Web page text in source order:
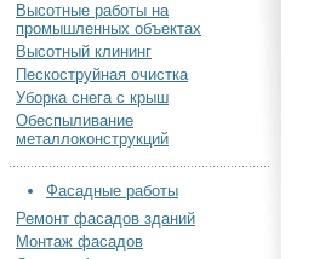
Высотные работы на
промышленных объектах
Высотный клининг
Пескоструйная очистка
Уборка снега с крыш
Обеспыливание
металлоконструкций
Фасадные работы
Ремонт фасадов зданий
Монтаж фасадов